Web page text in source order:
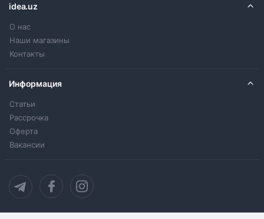
idea.uz
О нас
Наши магазины
Контакты
Информация
Статьи
Рассрочка
Оферта
Вакансии